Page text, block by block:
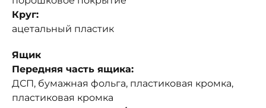
Круг:
ацетальный пластик
Ящик
Передняя часть ящика:
ДСП, бумажная фольга, пластиковая кромка,
пластиковая кромка